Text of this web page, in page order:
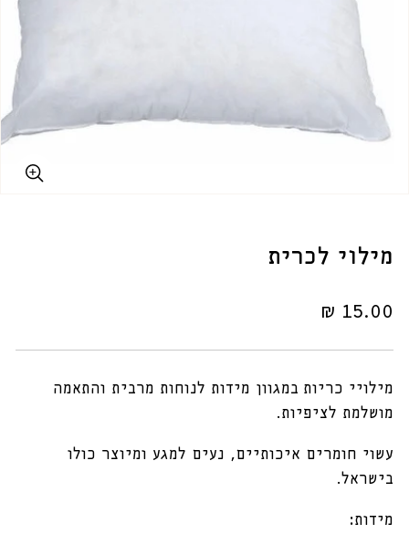
מילוי לכרית
מחיר
15.00 ₪
מילויי כריות במגוון מידות לנוחות מרבית והתאמה
מושלמת לציפיות.
עשוי חומרים איכותיים, נעים למגע ומיוצר כולו
בישראל.
מידות: